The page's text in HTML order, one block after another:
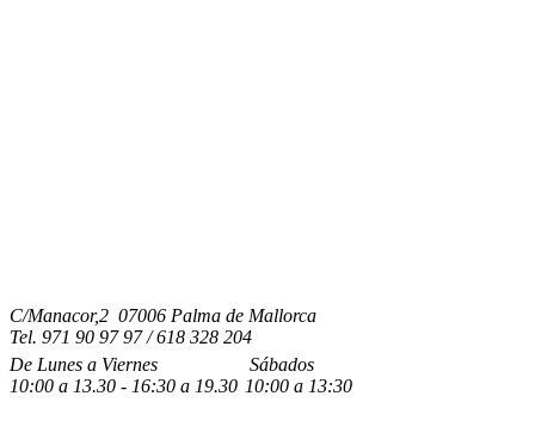
C/Manacor,2 07006 Palma de Mallorca
Tel. 971 90 97 97 / 618 328 204
De Lunes a Viernes
10:00 a 13.30 - 16:30 a 19.30
Sábados
10:00 a 13:30